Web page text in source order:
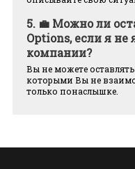
5. 💼 Можно ли
Options, если я
компании?
Вы не можете
которыми Вы не
только понаслышке.